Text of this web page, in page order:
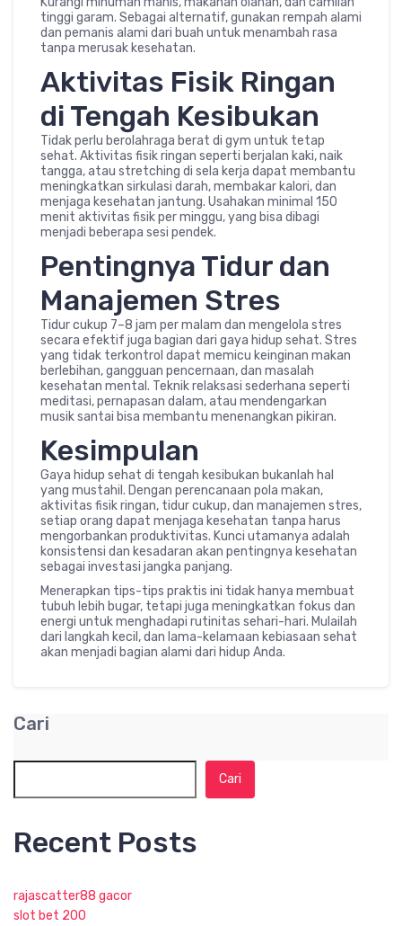
tinggi garam. Sebagai alternatif, gunakan rempah alami
dan pemanis alami dari buah untuk menambah rasa
tanpa merusak kesehatan.
Aktivitas Fisik Ringan
di Tengah Kesibukan
Tidak perlu berolahraga berat di gym untuk tetap
sehat. Aktivitas fisik ringan seperti berjalan kaki, naik
tangga, atau stretching di sela kerja dapat membantu
meningkatkan sirkulasi darah, membakar kalori, dan
menjaga kesehatan jantung. Usahakan minimal 150
menit aktivitas fisik per minggu, yang bisa dibagi
menjadi beberapa sesi pendek.
Pentingnya Tidur dan
Manajemen Stres
Tidur cukup 7–8 jam per malam dan mengelola stres
secara efektif juga bagian dari gaya hidup sehat. Stres
yang tidak terkontrol dapat memicu keinginan makan
berlebihan, gangguan pencernaan, dan masalah
kesehatan mental. Teknik relaksasi sederhana seperti
meditasi, pernapasan dalam, atau mendengarkan
musik santai bisa membantu menenangkan pikiran.
Kesimpulan
Gaya hidup sehat di tengah kesibukan bukanlah hal
yang mustahil. Dengan perencanaan pola makan,
aktivitas fisik ringan, tidur cukup, dan manajemen stres,
setiap orang dapat menjaga kesehatan tanpa harus
mengorbankan produktivitas. Kunci utamanya adalah
konsistensi dan kesadaran akan pentingnya kesehatan
sebagai investasi jangka panjang.
Menerapkan tips-tips praktis ini tidak hanya membuat
tubuh lebih bugar, tetapi juga meningkatkan fokus dan
energi untuk menghadapi rutinitas sehari-hari. Mulailah
dari langkah kecil, dan lama-kelamaan kebiasaan sehat
akan menjadi bagian alami dari hidup Anda.
Cari
Cari
Recent Posts
rajascatter88 gacor
slot bet 200